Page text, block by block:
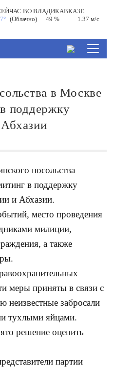
ВОВЛАДИКАВКАЗЕ
(Облачно) 49 % 1.37 м/с
в Москве
поддержку
посольства
в поддержку
и Абхазии.
место проведения
милиции,
а также
меры приняты в связи с
забросали
тухлыми яйцами.
решение оцепить
партии